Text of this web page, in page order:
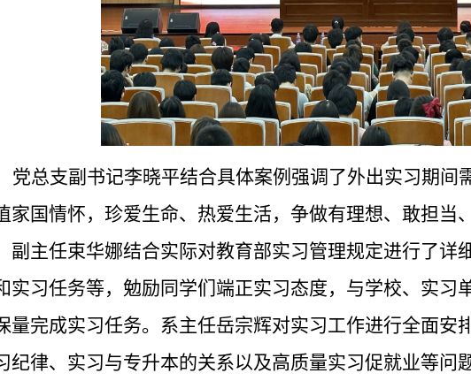
党总支副书记李晓平结合具体案例强调了外出实习期间
家国情怀，珍爱生命、热爱生活，争做有理想、敢担当
副主任束华娜结合实际对教育部实习管理规定进行了详
实习任务等，勉励同学们端正实习态度，与学校、实习
量完成实习任务。系主任岳宗辉对实习工作进行全面安
纪律、实习与专升本的关系以及高质量实习促就业等问